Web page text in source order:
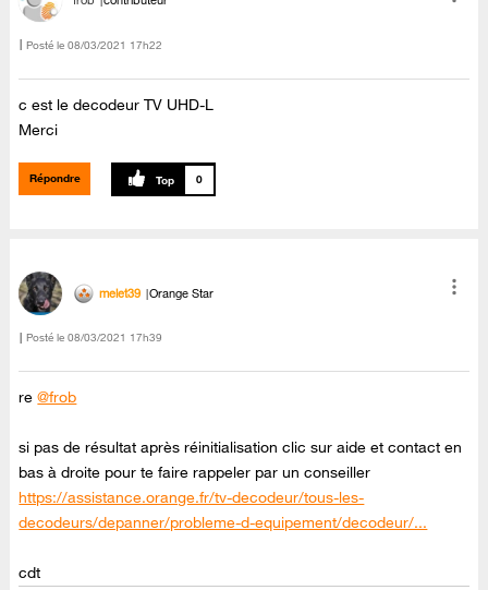
Posté le ‎08/03/2021 17h22
c est le decodeur TV UHD-L
Merci
Répondre 0
melet39 Orange Star
Posté le ‎08/03/2021 17h39
re@frob
si pas de résultat après réinitialisation clic sur aide et contact en
bas à droite pour te faire rappeler par un conseiller
https://assistance.orange.fr/tv-decodeur/tous-les-
decodeurs/depanner/probleme-d-equipement/decodeur/...
cdt